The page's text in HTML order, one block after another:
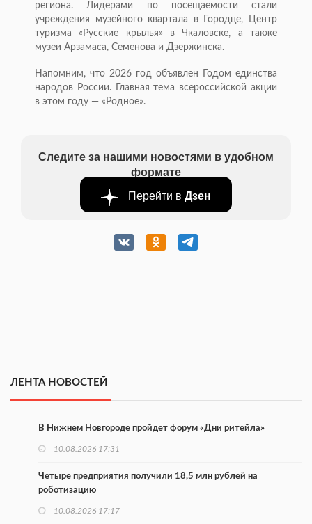
региона. Лидерами по посещаемости стали
учреждения музейного квартала в Городце, Центр
туризма «Русские крылья» в Чкаловске, а также
музеи Арзамаса, Семенова и Дзержинска.
Напомним, что 2026 год объявлен Годом единства
народов России. Главная тема всероссийской акции
в этом году — «Родное».
Следите за нашими новостями в удобном
формате
Перейти в Дзен
ЛЕНТА НОВОСТЕЙ
В Нижнем Новгороде пройдет форум «Дни ритейла»
10.08.2026 17:31
Четыре предприятия получили 18,5 млн рублей на
роботизацию
10.08.2026 17:17